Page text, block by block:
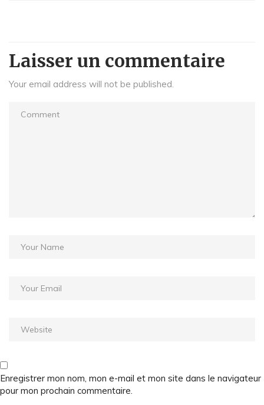
Laisser un commentaire
Your email address will not be published.
Enregistrer mon nom, mon e-mail et mon site dans le navigateur
pour mon prochain commentaire.